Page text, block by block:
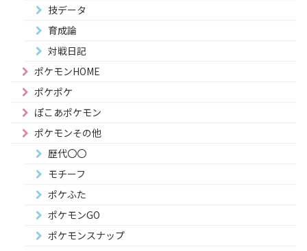
技データ
育成論
対戦日記
ポケモンHOME
ポケポケ
ぽこあポケモン
ポケモンその他
歴代〇〇
モチーフ
ポケふた
ポケモンGO
ポケモンスナップ